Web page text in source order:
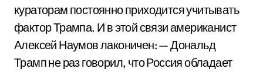
кураторам постоянно приходится учитывать
фактор Трампа. И в этой связи американист
Алексей Наумов лаконичен: — Дональд
Трамп не раз говорил, что Россия обладает